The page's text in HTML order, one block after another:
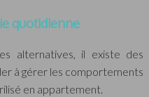
quotidienne
alternatives, il existe des
à gérer les comportements
en appartement.